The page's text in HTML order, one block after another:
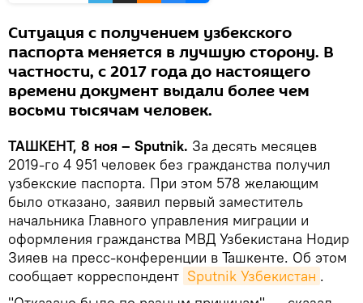
Ситуация с получением узбекского
паспорта меняется в лучшую сторону. В
частности, с 2017 года до настоящего
времени документ выдали более чем
восьми тысячам человек.
ТАШКЕНТ, 8 ноя – Sputnik. За десять месяцев
2019-го 4 951 человек без гражданства получил
узбекские паспорта. При этом 578 желающим
было отказано, заявил первый заместитель
начальника Главного управления миграции и
оформления гражданства МВД Узбекистана Нодир
Зияев на пресс-конференции в Ташкенте. Об этом
сообщает корреспондент Sputnik Узбекистан .